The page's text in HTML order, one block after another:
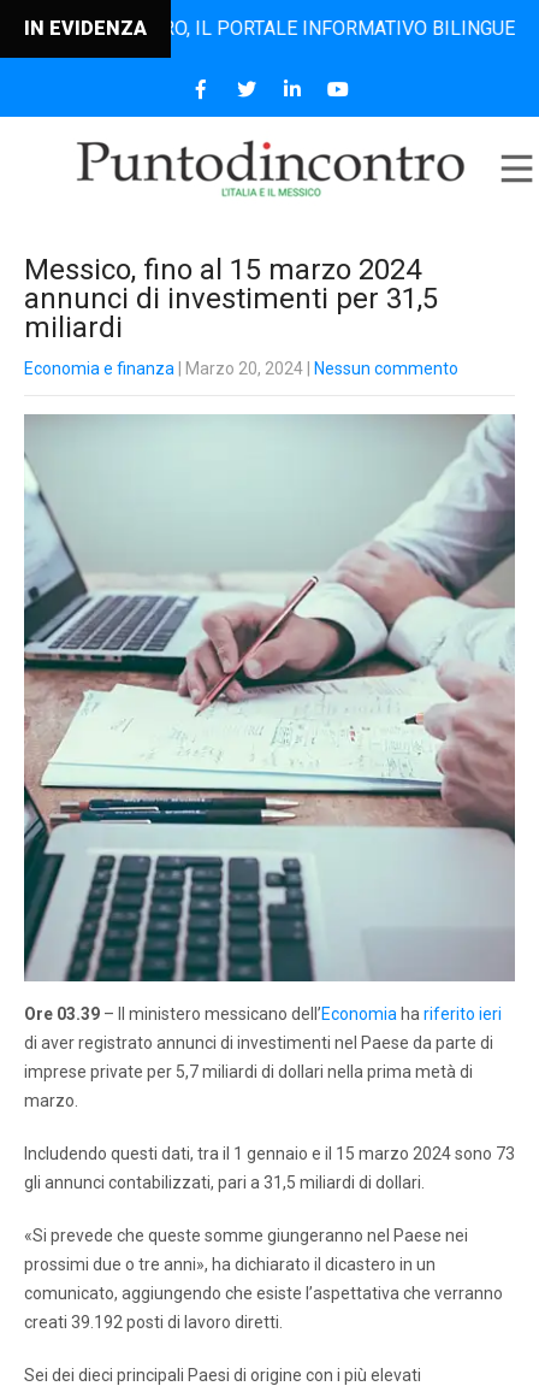
IN EVIDENZAIL PORTALE INFORMATIVO BILINGUE CHE
Messico, fino al 15 marzo 2024
annunci di investimenti per 31,5
miliardi
Economia e finanza | Marzo 20, 2024 Nessun commento
Ore 03.39 – Il ministero messicano dell’Economia ha riferito ieri
di aver registrato annunci di investimenti nel Paese da parte di
imprese private per 5,7 miliardi di dollari nella prima metà di
marzo.
Includendo questi dati, tra il 1 gennaio e il 15 marzo 2024 sono 73
gli annunci contabilizzati, pari a 31,5 miliardi di dollari.
«Si prevede che queste somme giungeranno nel Paese nei
prossimi due o tre anni», ha dichiarato il dicastero in un
comunicato, aggiungendo che esiste l’aspettativa che verranno
creati 39.192 posti di lavoro diretti.
Sei dei dieci principali Paesi di origine con i più elevati